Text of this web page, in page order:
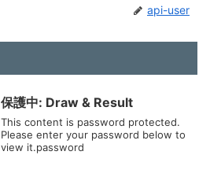
api-user
保護中: Draw & Result
This content is password protected.
Please enter your password below to
view it.password